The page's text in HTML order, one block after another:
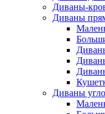
Диваны-
Диваны
Диваны